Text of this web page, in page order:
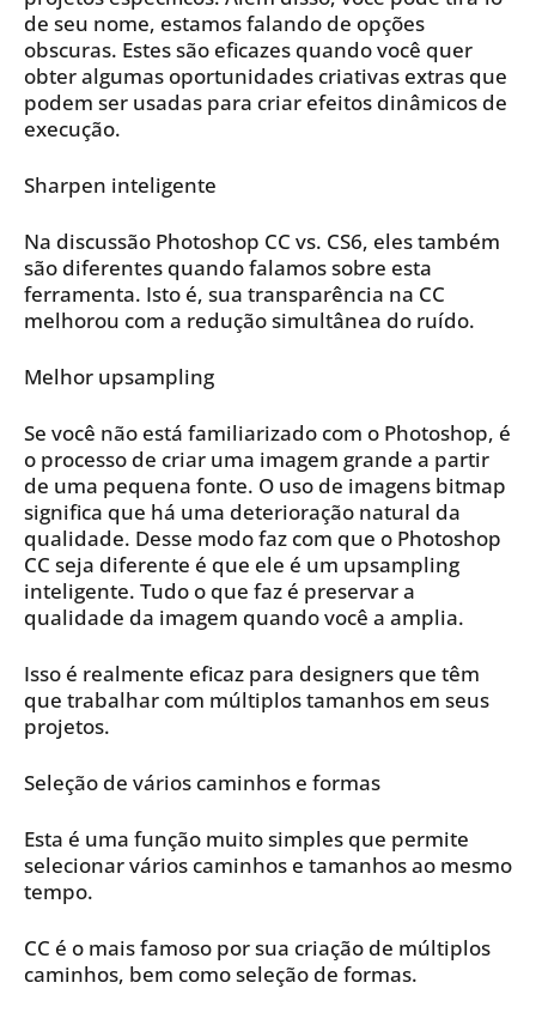
de seu nome, estamos falando de opções
obscuras. Estes são eficazes quando você quer
obter algumas oportunidades criativas extras que
podem ser usadas para criar efeitos dinâmicos de
execução.
Sharpen inteligente
Na discussão Photoshop CC vs. CS6, eles também
são diferentes quando falamos sobre esta
ferramenta. Isto é, sua transparência na CC
melhorou com a redução simultânea do ruído.
Melhor upsampling
Se você não está familiarizado com o Photoshop, é
o processo de criar uma imagem grande a partir
de uma pequena fonte. O uso de imagens bitmap
significa que há uma deterioração natural da
qualidade. Desse modo faz com que o Photoshop
CC seja diferente é que ele é um upsampling
inteligente. Tudo o que faz é preservar a
qualidade da imagem quando você a amplia.
Isso é realmente eficaz para designers que têm
que trabalhar com múltiplos tamanhos em seus
projetos.
Seleção de vários caminhos e formas
Esta é uma função muito simples que permite
selecionar vários caminhos e tamanhos ao mesmo
tempo.
CC é o mais famoso por sua criação de múltiplos
caminhos, bem como seleção de formas.